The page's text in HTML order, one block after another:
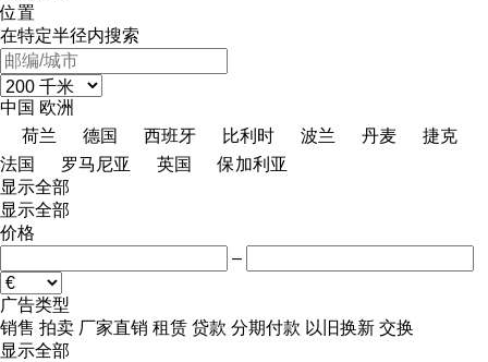
位置
在特定半径内搜索
中国 欧洲
荷兰
德国 西班牙 比利时 波兰 丹麦
捷克
法国
罗马尼亚 英国
保加利亚
显示全部
显示全部
价格
–
广告类型
销售 拍卖 厂家直销 租赁 贷款 分期付款 以旧换新 交换
显示全部